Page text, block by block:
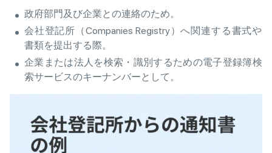
政府部門及び企業との連絡のため。
会社登記所（Companies Registry）へ関連する書式や
書類を提出する際。
企業または法人を検索・識別するための電子登録簿検
索サービスのキーナンバーとして。